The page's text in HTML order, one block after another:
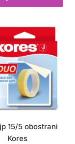
15/5 obostrani
Kores